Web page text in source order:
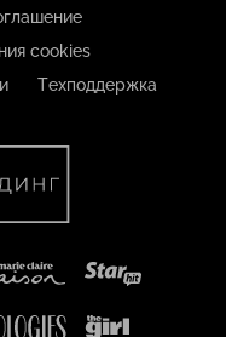
cookies
Техподдержка